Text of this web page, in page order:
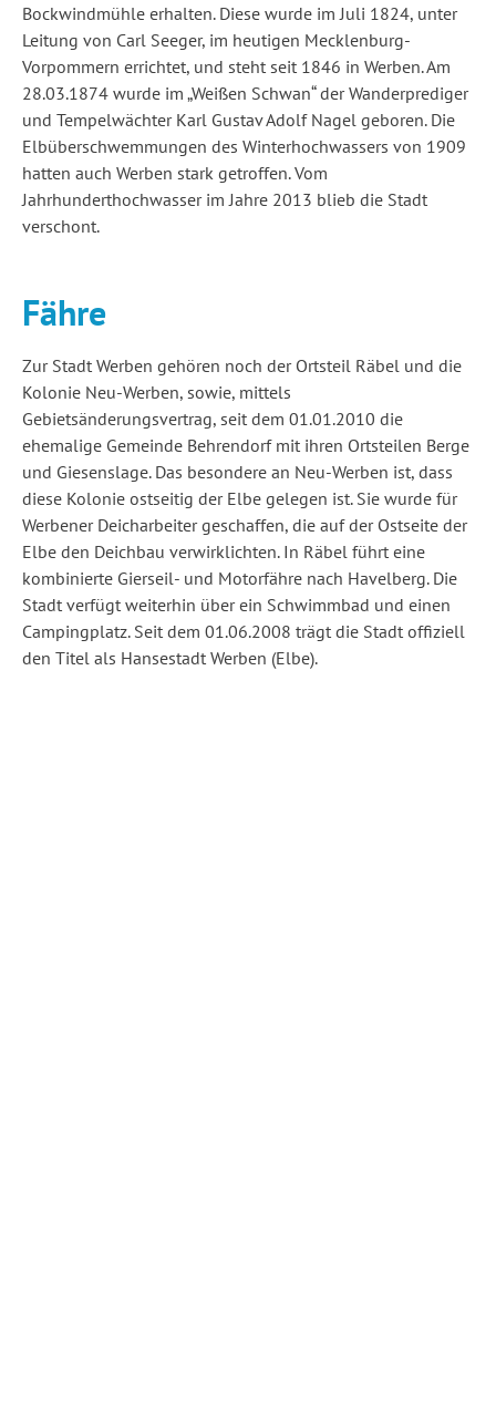
Bockwindmühle erhalten. Diese wurde im Juli 1824, unter
Leitung von Carl Seeger, im heutigen Mecklenburg-
Vorpommern errichtet, und steht seit 1846 in Werben. Am
28.03.1874 wurde im „Weißen Schwan“ der Wanderprediger
und Tempelwächter Karl Gustav Adolf Nagel geboren. Die
Elbüberschwemmungen des Winterhochwassers von 1909
hatten auch Werben stark getroffen. Vom
Jahrhunderthochwasser im Jahre 2013 blieb die Stadt
verschont.
Fähre
Zur Stadt Werben gehören noch der Ortsteil Räbel und die
Kolonie Neu-Werben, sowie, mittels
Gebietsänderungsvertrag, seit dem 01.01.2010 die
ehemalige Gemeinde Behrendorf mit ihren Ortsteilen Berge
und Giesenslage. Das besondere an Neu-Werben ist, dass
diese Kolonie ostseitig der Elbe gelegen ist. Sie wurde für
Werbener Deicharbeiter geschaffen, die auf der Ostseite der
Elbe den Deichbau verwirklichten. In Räbel führt eine
kombinierte Gierseil- und Motorfähre nach Havelberg. Die
Stadt verfügt weiterhin über ein Schwimmbad und einen
Campingplatz. Seit dem 01.06.2008 trägt die Stadt offiziell
den Titel als Hansestadt Werben (Elbe).